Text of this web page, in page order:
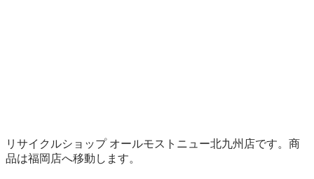
リサイクルショップ オールモストニュー北九州店です。商
品は福岡店へ移動します。